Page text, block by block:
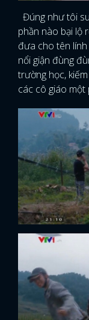
Đúng như tôi
phần nào bại lộ
đưa cho tên
nổi giận đùng
trường học,
các cô giáo một